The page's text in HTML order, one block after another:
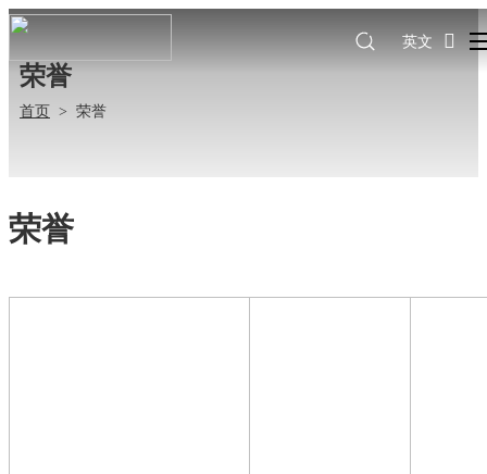
英文
荣誉
首页 > 荣誉
荣誉